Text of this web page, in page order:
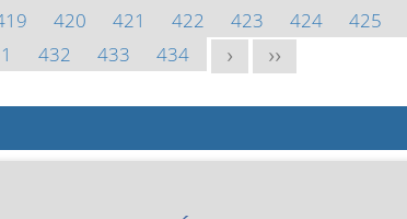
420 421 422 423 424 425
432 433 434 > >>